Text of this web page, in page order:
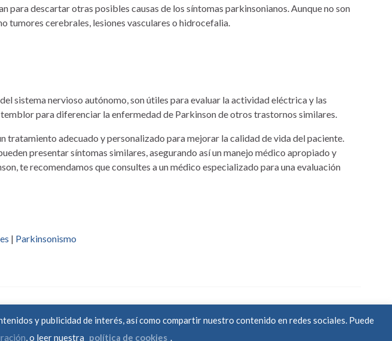
para descartar otras posibles causas de los síntomas parkinsonianos. Aunque no son
tumores cerebrales, lesiones vasculares o hidrocefalia.
sistema nervioso autónomo, son útiles para evaluar la actividad eléctrica y las
para diferenciar la enfermedad de Parkinson de otros trastornos similares.
adecuado y personalizado para mejorar la calidad de vida del paciente.
presentar síntomas similares, asegurando así un manejo médico apropiado y
te recomendamos que consultes a un médico especializado para una evaluación
| Parkinsonismo
y publicidad de interés, así como compartir nuestro contenido en redes sociales. Puede
, o leer nuestra política de cookies .